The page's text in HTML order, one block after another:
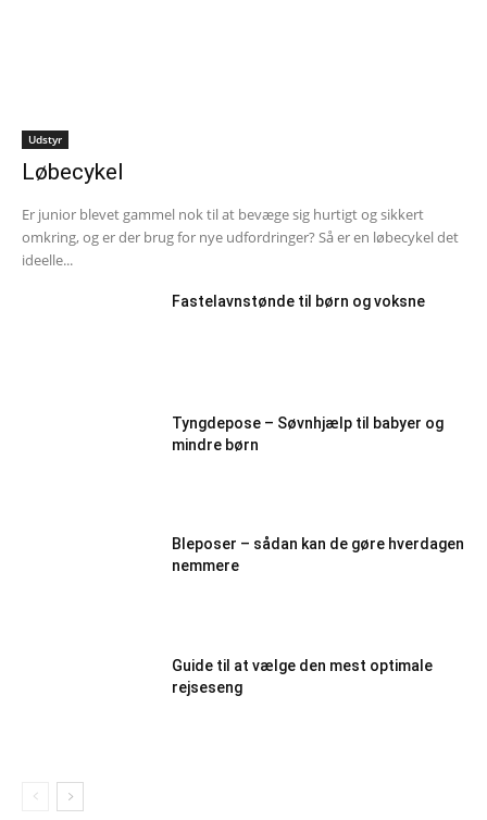
Udstyr
Løbecykel
Er junior blevet gammel nok til at bevæge sig hurtigt og sikkert
omkring, og er der brug for nye udfordringer? Så er en løbecykel det
ideelle...
Fastelavnstønde til børn og voksne
Tyngdepose – Søvnhjælp til babyer og
mindre børn
Bleposer – sådan kan de gøre hverdagen
nemmere
Guide til at vælge den mest optimale
rejseseng